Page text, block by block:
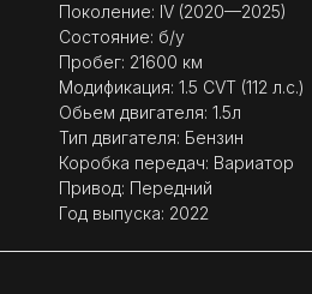
Поколение: IV (2020—2025)
Состояние: б/у
Пробег: 21600 км
Модификация: 1.5 CVT (112 л.с.)
Обьем двигателя: 1.5л
Тип двигателя: Бензин
Коробка передач: Вариатор
Привод: Передний
Год выпуска: 2022